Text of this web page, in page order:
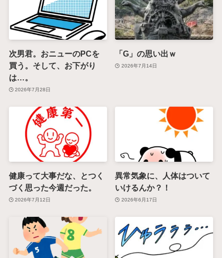
次男君。おニューのPCを
買う。そして、お下がり
は…。
2026年7月28日
「G」の思い出ｗ
2026年7月14日
健康って大事だな、とつく
づく思った今週だった。
2026年7月12日
異常気象に、人体はついて
いけるんか？！
2026年6月17日